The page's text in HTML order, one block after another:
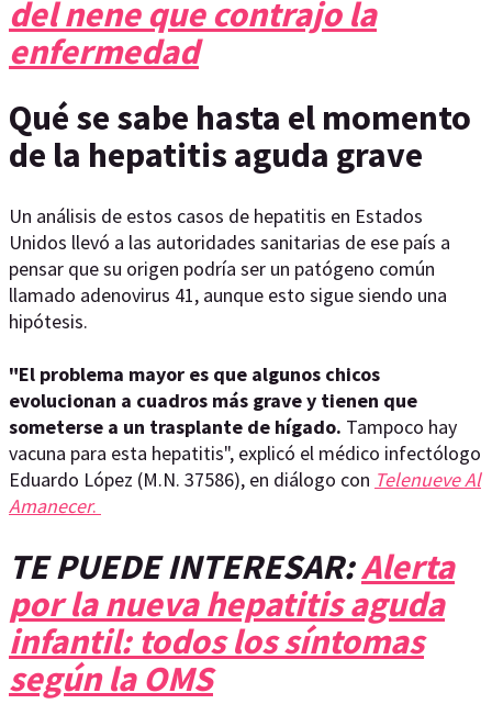
del nene que contrajo la
enfermedad
Qué se sabe hasta el momento
de la hepatitis aguda grave
Un análisis de estos casos de hepatitis en Estados
Unidos llevó a las autoridades sanitarias de ese país a
pensar que su origen podría ser un patógeno común
llamado adenovirus 41, aunque esto sigue siendo una
hipótesis.
"El problema mayor es que algunos chicos
evolucionan a cuadros más grave y tienen que
someterse a un trasplante de hígado. Tampoco hay
vacuna para esta hepatitis", explicó el médico infectólogo
Eduardo López (M.N. 37586), en diálogo con Telenueve Al
Amanecer.
TE PUEDE INTERESAR:Alerta
por la nueva hepatitis aguda
infantil: todos los síntomas
según la OMS